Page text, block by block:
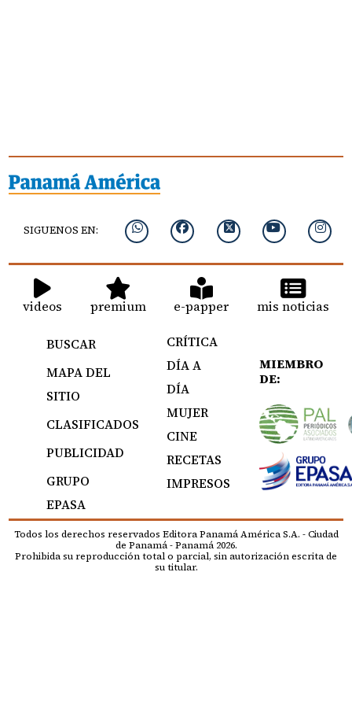
SIGUENOS EN:
videos premium e-papper mis noticias
BUSCAR
MAPA DEL
SITIO
CLASIFICADOS
PUBLICIDAD
GRUPO
EPASA
CRÍTICA
DÍA A
DÍA
MUJER
CINE
RECETAS
IMPRESOS
MIEMBRO
DE:
Todos los derechos reservados Editora Panamá América S.A. - Ciudad
de Panamá - Panamá 2026.
Prohibida su reproducción total o parcial, sin autorización escrita de
su titular.